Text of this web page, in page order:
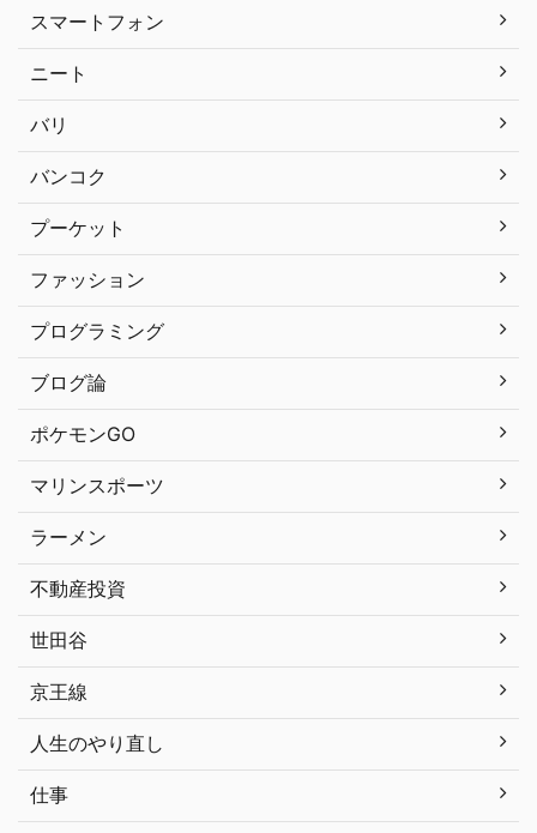
スマートフォン
ニート
バリ
バンコク
プーケット
ファッション
プログラミング
ブログ論
ポケモンGO
マリンスポーツ
ラーメン
不動産投資
世田谷
京王線
人生のやり直し
仕事